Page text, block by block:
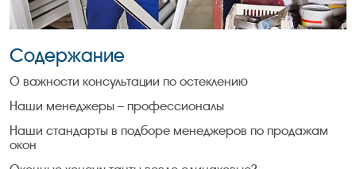
Содержание
О важности консультации по остеклению
Наши менеджеры – профессионалы
Наши стандарты в подборе менеджеров по продажам
окон